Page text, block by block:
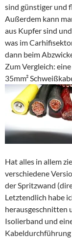
sind günstiger und
Außerdem kann
aus Kupfer sind
was im
dann beim
Zum Vergleich:
35mm²
Hat alles in allem
verschiedene
der Spritzwand
Letztendlich habe
herausgeschnitten
Isolierband und